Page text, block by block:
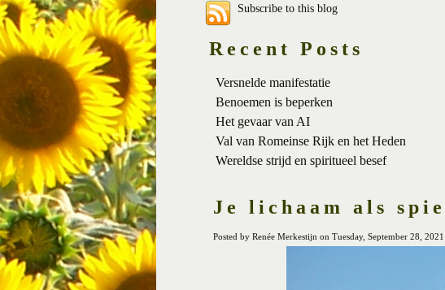
Subscribe to this blog
Recent Posts
Versnelde manifestatie
Benoemen is beperken
Het gevaar van AI
Val van Romeinse Rijk en het Heden
Wereldse strijd en spiritueel besef
Je lichaam als
Posted by Renée Merkestijn on Tuesday, September 28, 2021